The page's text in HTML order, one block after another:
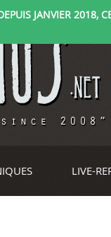
JANVIER 2018,
LIVE-